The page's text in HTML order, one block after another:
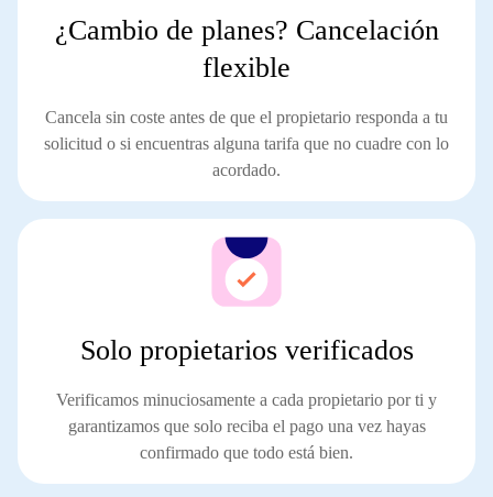
¿Cambio de planes? Cancelación
flexible
Cancela sin coste antes de que el propietario responda a tu
solicitud o si encuentras alguna tarifa que no cuadre con lo
acordado.
Solo propietarios verificados
Verificamos minuciosamente a cada propietario por ti y
garantizamos que solo reciba el pago una vez hayas
confirmado que todo está bien.